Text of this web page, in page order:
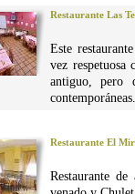
Restaurante Las
Este
vez
antiguo, pero
contemporáneas.
Restaurante El
Restaurante